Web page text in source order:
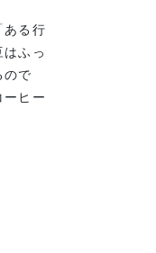
ある行
ふっ
ので
ヒー